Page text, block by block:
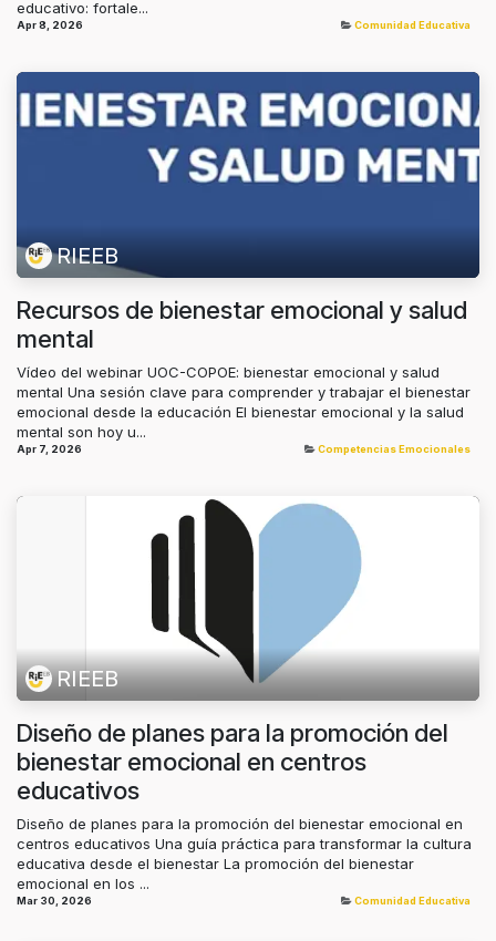
educativo: fortale...
Apr 8, 2026 Comunidad Educativa
RIEEB
Recursos de bienestar emocional y salud
mental
Vídeo del webinar UOC-COPOE: bienestar emocional y salud
mental Una sesión clave para comprender y trabajar el bienestar
emocional desde la educación El bienestar emocional y la salud
mental son hoy u...
Apr 7, 2026 Competencias Emocionales
RIEEB
Diseño de planes para la promoción del
bienestar emocional en centros
educativos
Diseño de planes para la promoción del bienestar emocional en
centros educativos Una guía práctica para transformar la cultura
educativa desde el bienestar La promoción del bienestar
emocional en los ...
Mar 30, 2026 Comunidad Educativa